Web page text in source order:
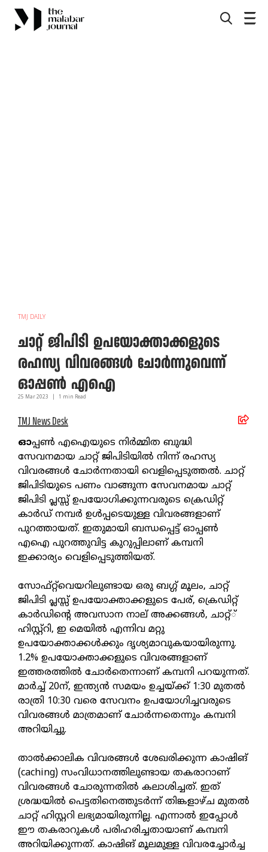
TMJ DAILY
ചാറ്റ് ജിപിടി ഉപയോക്താക്കളുടെ
രഹസ്യ വിവരങ്ങള്‍ ചോര്‍ന്നുവെന്ന്
ഓപ്പണ്‍ എഐ
25 Mar 2023 1 min Read
TMJ News Desk
ഓപ്പണ്‍ എഐയുടെ നിര്‍മ്മിത ബുദ്ധി
സേവനമായ ചാറ്റ് ജിപിടിയില്‍ നിന്ന് രഹസ്യ
വിവരങ്ങള്‍ ചോര്‍ന്നതായി വെളിപ്പെടുത്തല്‍. ചാറ്റ്
ജിപിടിയുടെ പണം വാങ്ങുന്ന സേവനമായ ചാറ്റ്
ജിപിടി പ്ലസ്സ് ഉപയോഗിക്കുന്നവരുടെ ക്രെഡിറ്റ്
കാര്‍ഡ് നമ്പര്‍ ഉള്‍പ്പടെയുള്ള വിവരങ്ങളാണ്
പുറത്തായത്. ഇതുമായി ബന്ധപ്പെട്ട് ഓപ്പണ്‍
എഐ പുറത്തുവിട്ട കുറുപ്പിലാണ് കമ്പനി
ഇക്കാര്യം വെളിപ്പെടുത്തിയത്.
സോഫ്റ്റ്‌വെയറിലുണ്ടായ ഒരു ബഗ്ഗ് മൂലം, ചാറ്റ്
ജിപിടി പ്ലസ്സ് ഉപയോക്താക്കളുടെ പേര്, ക്രെഡിറ്റ്
കാര്‍ഡിന്റെ അവസാന നാല് അക്കങ്ങള്‍, ചാറ്റ്്
ഹിസ്റ്റ്‌റി, ഇ മെയില്‍ എന്നിവ മറ്റു
ഉപയോക്താക്കള്‍ക്കും ദൃശ്യമാവുകയായിരുന്നു.
1.2% ഉപയോക്താക്കളുടെ വിവരങ്ങളാണ്
ഇത്തരത്തില്‍ ചോര്‍തെന്നാണ് കമ്പനി പറയുന്നത്.
മാര്‍ച്ച് 20ന്, ഇന്ത്യന്‍ സമയം ഉച്ചയ്ക്ക് 1:30 മുതല്‍
രാത്രി 10:30 വരെ സേവനം ഉപയോഗിച്ചവരുടെ
വിവരങ്ങള്‍ മാത്രമാണ് ചോര്‍ന്നതെന്നും കമ്പനി
അറിയിച്ചു.
താല്‍ക്കാലിക വിവരങ്ങള്‍ ശേഖരിക്കുന്ന കാഷിങ്
(caching) സംവിധാനത്തിലുണ്ടായ തകരാറാണ്
വിവരങ്ങള്‍ ചോരുന്നതില്‍ കലാശിച്ചത്. ഇത്
ശ്രദ്ധയില്‍ പെട്ടതിനെത്തുടര്‍ന്ന് തിങ്കളാഴ്ച മുതല്‍
ചാറ്റ് ഹിസ്റ്ററി ലഭ്യമായിരുന്നില്ല. എന്നാല്‍ ഇപ്പോള്‍
ഈ തകരാറുകള്‍ പരിഹരിച്ചതായാണ് കമ്പനി
അറിയിക്കുന്നത്. കാഷിങ് മൂലമുള്ള വിവരച്ചോര്‍ച്ച